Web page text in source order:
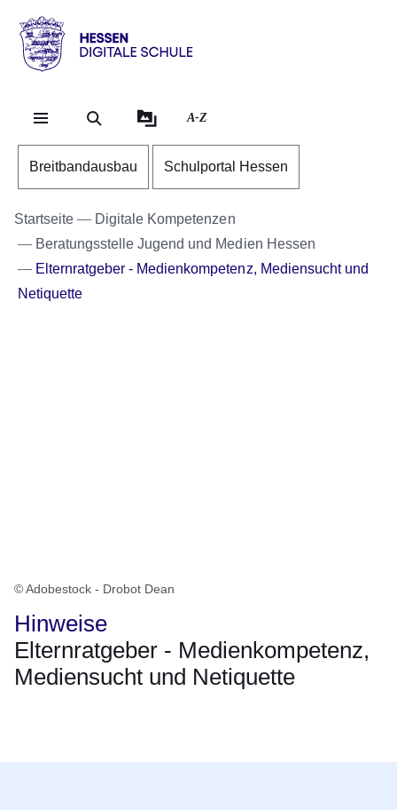
Hessen
Digitale
A-Z
Breitbandausbau Schulportal Hessen
Startseite
Digitale Kompetenzen
Beratungsstelle Jugend und Medien Hessen
Elternratgeber - Medienkompetenz, Mediensucht und
Netiquette
© Adobestock - Drobot Dean
Hinweise
Elternratgeber - Medienkompetenz,
Mediensucht und Netiquette